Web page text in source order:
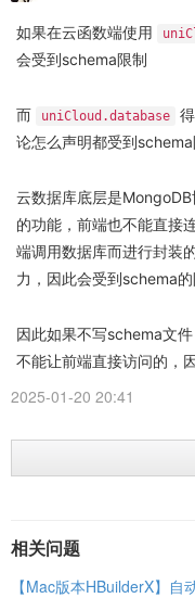
如果在云函数端使用
会受到schema限制
而 uniCloud.database
论怎么声明都受到schema
云数据库底层是
的功能，前端也不能直接
端调用数据库而进行封装
力，因此会受到schema
因此如果不写schema文
不能让前端直接访问的，
2025-01-20 20:41
相关问题
【Mac版本HBuilderX】